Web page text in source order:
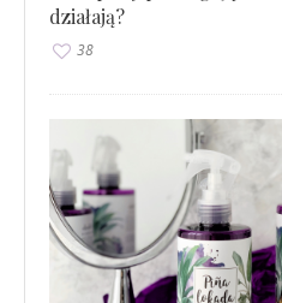
działają?
38